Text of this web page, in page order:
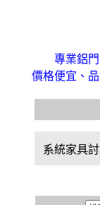
專業鋁
價格便宜、
系統家具